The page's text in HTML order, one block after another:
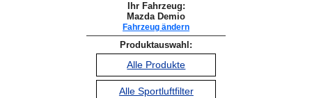
Ihr Fahrzeug:
Mazda Demio
Fahrzeug ändern
Produktauswahl:
Alle Produkte
Alle Sportluftfilter